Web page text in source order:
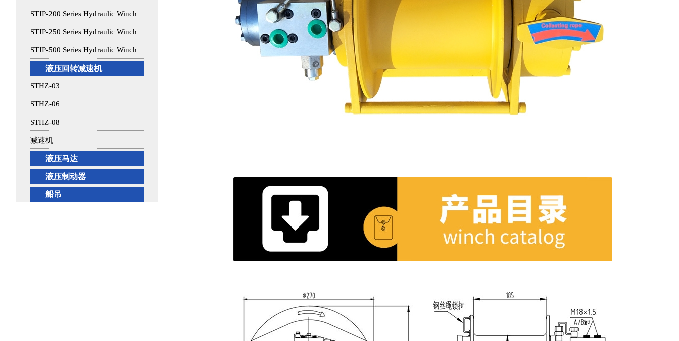
STJP-200 Series Hydraulic Winch
STJP-250 Series Hydraulic Winch
STJP-500 Series Hydraulic Winch
液压回转减速机
STHZ-03
STHZ-06
STHZ-08
减速机
液压马达
液压制动器
船吊